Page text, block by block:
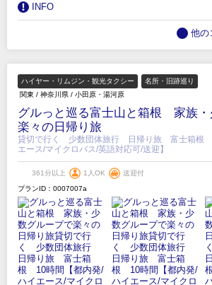
INFO
他の
ハイヤー・リムジン・観光タクシー
名所・旧跡巡り
関東 / 神奈川県 / 小田原・湯河原
グルっと巡る富士山と箱根 家族・
楽々の日帰り旅
貸切で行く 少数団体旅行 日帰り旅 富士箱根
エース/マイクロバス/英語対応可/送迎】
361分以上 1人OK
送迎付
プランID：0007007a